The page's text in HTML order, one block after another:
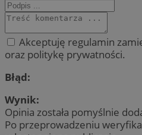
Akceptuję regulamin
oraz politykę prywatności.
Błąd:
Wynik:
Opinia została pomyślnie
Po przeprowadzeniu